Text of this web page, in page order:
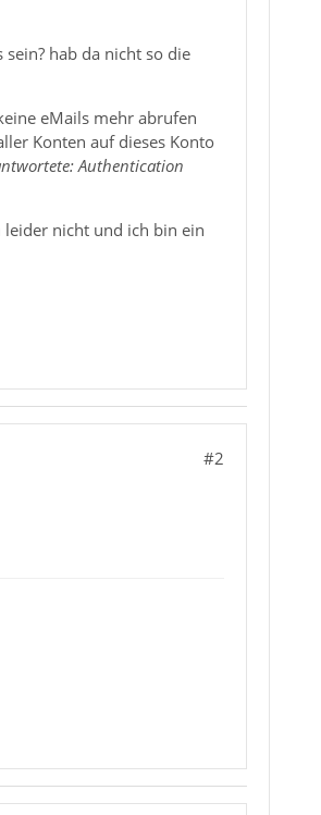
hab da nicht so die
eMails mehr abrufen
Konten auf dieses Konto
Authentication
nicht und ich bin ein
#2